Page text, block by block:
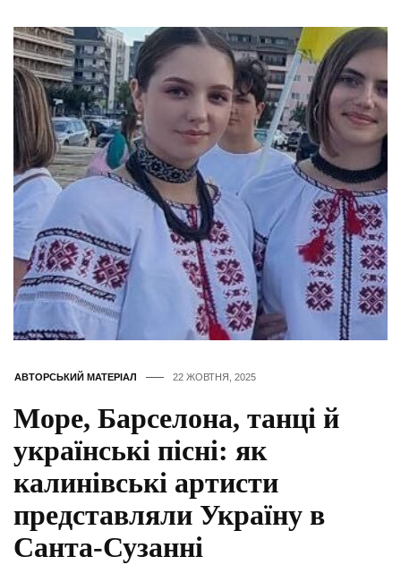
АВТОРСЬКИЙ МАТЕРІАЛ 22 ЖОВТНЯ, 2025
Море, Барселона, танці й
українські пісні: як
калинівські артисти
представляли Україну в
Санта-Сузанні